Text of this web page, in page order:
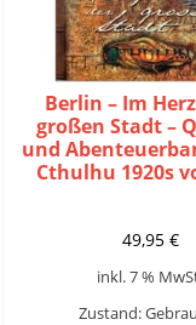
Berlin – Im
großen Stadt –
und
Cthulhu 1920s
49,95 €
inkl. 7 %
Zustand: